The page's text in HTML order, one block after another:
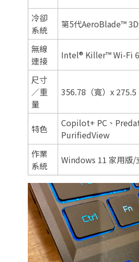
冷卻
系統
第5代AeroBlade™
無線
連接
Intel® Killer™ Wi-Fi
尺寸
／重
量
356.78（寬）x
特色
Copilot+ PC、
PurifiedView
作業
系統
Windows 11 家用版